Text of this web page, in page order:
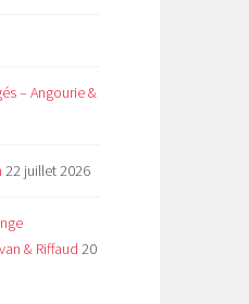
– Angourie &
22 juillet 2026
& Riffaud 20